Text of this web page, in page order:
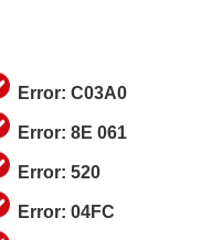
Error: C03A0
Error: 8E 061
Error: 520
Error: 04FC